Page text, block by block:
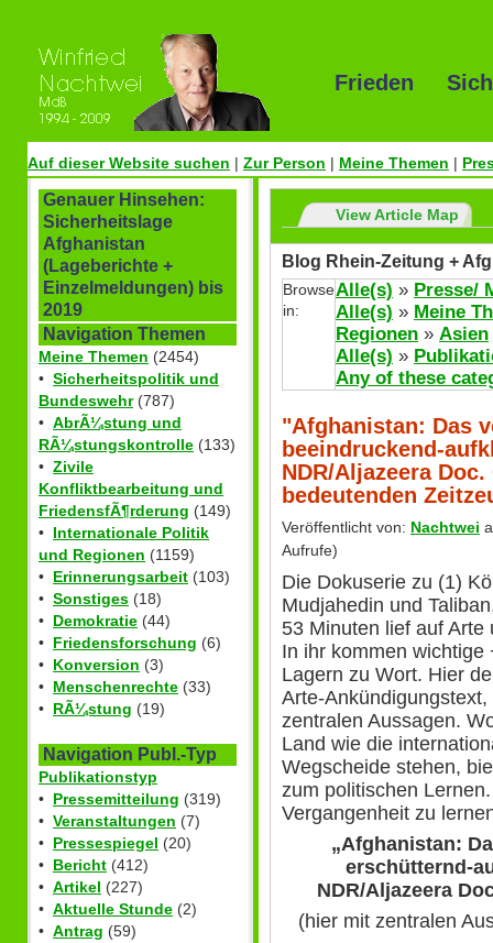
Frieden
Auf dieser Website suchen | Zur Person | Meine Themen |
Genauer Hinsehen:
Sicherheitslage
Afghanistan
(Lageberichte +
Einzelmeldungen) bis
2019
Navigation Themen
Meine Themen (2454)
• Sicherheitspolitik und
Bundeswehr(787)
• AbrÃ¼stung und
RÃ¼stungskontrolle (133)
• Zivile
Konfliktbearbeitung und
FriedensfÃ¶rderung (149)
• Internationale Politik
und Regionen (1159)
• Erinnerungsarbeit (103)
• Sonstiges (18)
• Demokratie (44)
• Friedensforschung (6)
• Konversion (3)
• Menschenrechte (33)
• RÃ¼stung (19)
Navigation Publ.-Typ
Publikationstyp
• Pressemitteilung (319)
• Veranstaltungen (7)
• Pressespiegel (20)
• Bericht (412)
• Artikel (227)
• Aktuelle Stunde (2)
• Antrag (59)
View Article Map
Blog Rhein-Zeitung +
Browse
in:
Alle(s) » Presse/
Alle(s) » Meine
Regionen » Asien
Alle(s) »
Any of these
"Afghanistan: Das
beeindruckend-
NDR/Aljazeera
bedeutenden
Veröffentlicht von: Nachtwei
Aufrufe)
Die Dokuserie zu (1)
Mudjahedin und
53 Minuten lief auf
In ihr kommen
Lagern zu Wort. Hier
Arte-
zentralen Aussagen.
Land wie die
Wegscheide stehen,
zum politischen
Vergangenheit zu
„Afghanistan:
erschütternd-
NDR/Aljazeera
(hier mit zentralen